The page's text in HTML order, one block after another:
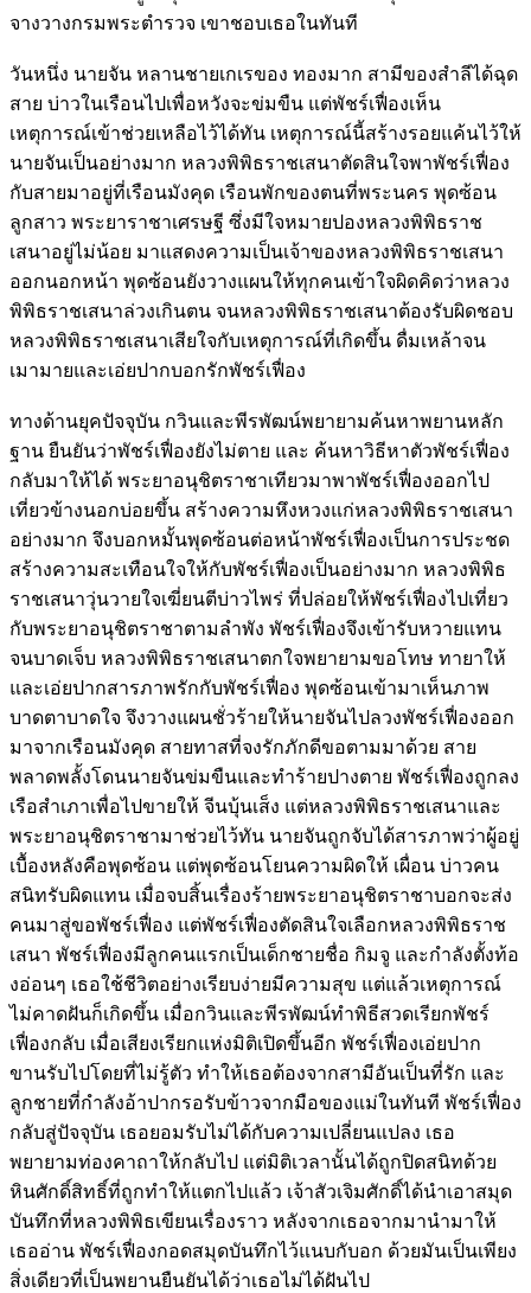
จางวางกรมพระตำรวจ เขาชอบเธอในทันที
วันหนึ่ง นายจัน หลานชายเกเรของ ทองมาก สามีของสำลีได้ฉุด
สาย บ่าวในเรือนไปเพื่อหวังจะข่มขืน แต่พัชร์เฟื่องเห็น
เหตุการณ์เข้าช่วยเหลือไว้ได้ทัน เหตุการณ์นี้สร้างรอยแค้นไว้ให้
นายจันเป็นอย่างมาก หลวงพิพิธราชเสนาตัดสินใจพาพัชร์เฟื่อง
กับสายมาอยู่ที่เรือนมังคุด เรือนพักของตนที่พระนคร พุดซ้อน
ลูกสาว พระยาราชาเศรษฐี ซึ่งมีใจหมายปองหลวงพิพิธราช
เสนาอยู่ไม่น้อย มาแสดงความเป็นเจ้าของหลวงพิพิธราชเสนา
ออกนอกหน้า พุดซ้อนยังวางแผนให้ทุกคนเข้าใจผิดคิดว่าหลวง
พิพิธราชเสนาล่วงเกินตน จนหลวงพิพิธราชเสนาต้องรับผิดชอบ
หลวงพิพิธราชเสนาเสียใจกับเหตุการณ์ที่เกิดขึ้น ดื่มเหล้าจน
เมามายและเอ่ยปากบอกรักพัชร์เฟื่อง
ทางด้านยุคปัจจุบัน กวินและพีรพัฒน์พยายามค้นหาพยานหลัก
ฐาน ยืนยันว่าพัชร์เฟื่องยังไม่ตาย และ ค้นหาวิธีหาตัวพัชร์เฟื่อง
กลับมาให้ได้ พระยาอนุชิตราชาเทียวมาพาพัชร์เฟื่องออกไป
เที่ยวข้างนอกบ่อยขึ้น สร้างความหึงหวงแก่หลวงพิพิธราชเสนา
อย่างมาก จึงบอกหมั้นพุดซ้อนต่อหน้าพัชร์เฟื่องเป็นการประชด
สร้างความสะเทือนใจให้กับพัชร์เฟื่องเป็นอย่างมาก หลวงพิพิธ
ราชเสนาวุ่นวายใจเฆี่ยนตีบ่าวไพร่ ที่ปล่อยให้พัชร์เฟื่องไปเที่ยว
กับพระยาอนุชิตราชาตามลำพัง พัชร์เฟื่องจึงเข้ารับหวายแทน
จนบาดเจ็บ หลวงพิพิธราชเสนาตกใจพยายามขอโทษ ทายาให้
และเอ่ยปากสารภาพรักกับพัชร์เฟื่อง พุดซ้อนเข้ามาเห็นภาพ
บาดตาบาดใจ จึงวางแผนชั่วร้ายให้นายจันไปลวงพัชร์เฟื่องออก
มาจากเรือนมังคุด สายทาสที่จงรักภักดีขอตามมาด้วย สาย
พลาดพลั้งโดนนายจันข่มขืนและทำร้ายปางตาย พัชร์เฟื่องถูกลง
เรือสำเภาเพื่อไปขายให้ จีนบุ้นเส็ง แต่หลวงพิพิธราชเสนาและ
พระยาอนุชิตราชามาช่วยไว้ทัน นายจันถูกจับได้สารภาพว่าผู้อยู่
เบื้องหลังคือพุดซ้อน แต่พุดซ้อนโยนความผิดให้ เผื่อน บ่าวคน
สนิทรับผิดแทน เมื่อจบสิ้นเรื่องร้ายพระยาอนุชิตราชาบอกจะส่ง
คนมาสู่ขอพัชร์เฟื่อง แต่พัชร์เฟื่องตัดสินใจเลือกหลวงพิพิธราช
เสนา พัชร์เฟื่องมีลูกคนแรกเป็นเด็กชายชื่อ กิมจู และกำลังตั้งท้อ
งอ่อนๆ เธอใช้ชีวิตอย่างเรียบง่ายมีความสุข แต่แล้วเหตุการณ์
ไม่คาดฝันก็เกิดขึ้น เมื่อกวินและพีรพัฒน์ทำพิธีสวดเรียกพัชร์
เฟื่องกลับ เมื่อเสียงเรียกแห่งมิติเปิดขึ้นอีก พัชร์เฟื่องเอ่ยปาก
ขานรับไปโดยที่ไม่รู้ตัว ทำให้เธอต้องจากสามีอันเป็นที่รัก และ
ลูกชายที่กำลังอ้าปากรอรับข้าวจากมือของแม่ในทันที พัชร์เฟื่อง
กลับสู่ปัจจุบัน เธอยอมรับไม่ได้กับความเปลี่ยนแปลง เธอ
พยายามท่องคาถาให้กลับไป แต่มิติเวลานั้นได้ถูกปิดสนิทด้วย
หินศักดิ์สิทธิ์ที่ถูกทำให้แตกไปแล้ว เจ้าสัวเจิมศักดิ์ได้นำเอาสมุด
บันทึกที่หลวงพิพิธเขียนเรื่องราว หลังจากเธอจากมานำมาให้
เธออ่าน พัชร์เฟื่องกอดสมุดบันทึกไว้แนบกับอก ด้วยมันเป็นเพียง
สิ่งเดียวที่เป็นพยานยืนยันได้ว่าเธอไม่ได้ฝันไป